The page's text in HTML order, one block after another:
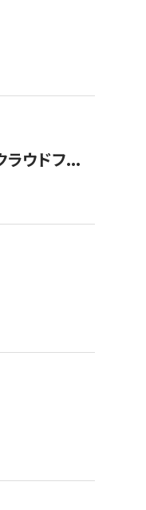
ラウドフ...